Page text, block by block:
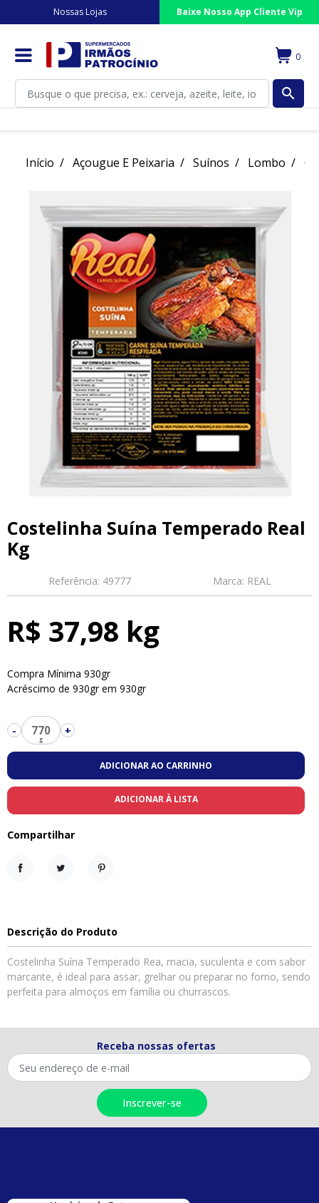
Nossas Lojas Baixe Nosso App Cliente Vip
0
search
Início Açougue E Peixaria Suínos Lombo
Costelinha Suína Temperado Real
Kg
Referência: 49777 Marca: REAL
R$ 37,98 kg
Compra Mínima 930gr
Acréscimo de 930gr em 930gr
- 770 +
ADICIONAR AO CARRINHO
ADICIONAR À LISTA
Compartilhar
Descrição do Produto
Costelinha Suína Temperado Rea, macia, suculenta e com sabor
marcante, é ideal para assar, grelhar ou preparar no forno, sendo
perfeita para almoços em família ou churrascos.
Receba nossas ofertas